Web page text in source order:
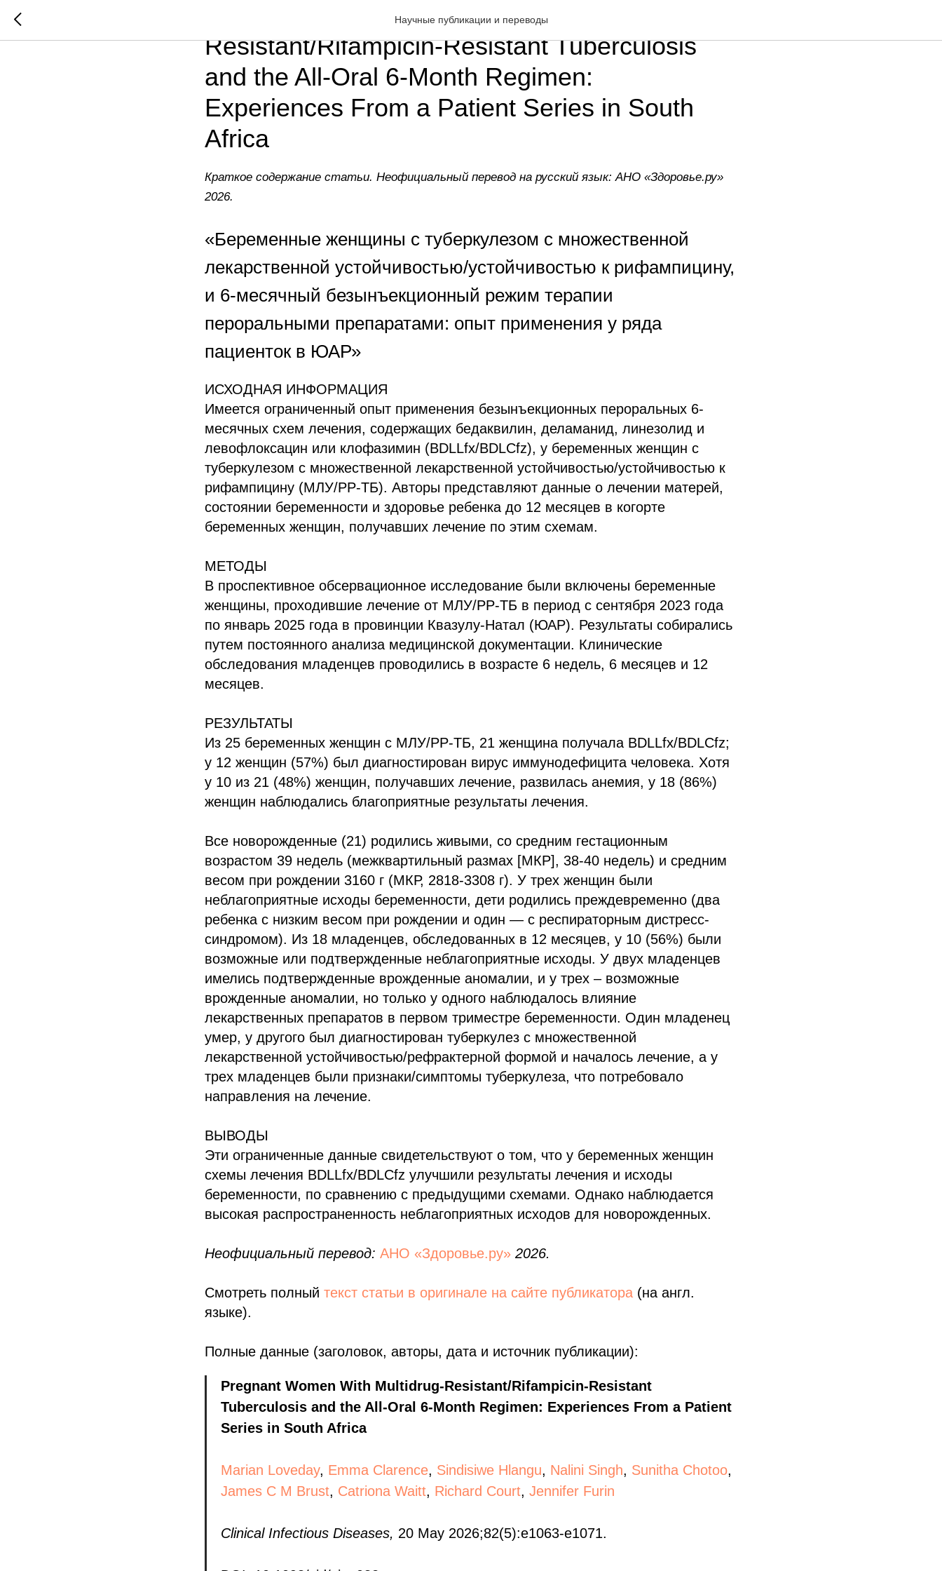
Научные публикации и переводы
Pregnant Women With Multidrug-
Resistant/Rifampicin-Resistant Tuberculosis
and the All-Oral 6-Month Regimen:
Experiences From a Patient Series in South
Africa
Краткое содержание статьи. Неофициальный перевод на русский язык: АНО «Здоровье.ру»
2026.
«Беременные женщины с туберкулезом с множественной
лекарственной устойчивостью/устойчивостью к рифампицину,
и 6-месячный безынъекционный режим терапии
пероральными препаратами: опыт применения у ряда
пациенток в ЮАР»
ИСХОДНАЯ ИНФОРМАЦИЯ
Имеется ограниченный опыт применения безынъекционных пероральных 6-
месячных схем лечения, содержащих бедаквилин, деламанид, линезолид и
левофлоксацин или клофазимин (BDLLfx/BDLCfz), у беременных женщин с
туберкулезом с множественной лекарственной устойчивостью/устойчивостью к
рифампицину (МЛУ/РР-ТБ). Авторы представляют данные о лечении матерей,
состоянии беременности и здоровье ребенка до 12 месяцев в когорте
беременных женщин, получавших лечение по этим схемам.
МЕТОДЫ
В проспективное обсервационное исследование были включены беременные
женщины, проходившие лечение от МЛУ/РР-ТБ в период с сентября 2023 года
по январь 2025 года в провинции Квазулу-Натал (ЮАР). Результаты собирались
путем постоянного анализа медицинской документации. Клинические
обследования младенцев проводились в возрасте 6 недель, 6 месяцев и 12
месяцев.
РЕЗУЛЬТАТЫ
Из 25 беременных женщин с МЛУ/РР-ТБ, 21 женщина получала BDLLfx/BDLCfz;
у 12 женщин (57%) был диагностирован вирус иммунодефицита человека. Хотя
у 10 из 21 (48%) женщин, получавших лечение, развилась анемия, у 18 (86%)
женщин наблюдались благоприятные результаты лечения.
Все новорожденные (21) родились живыми, со средним гестационным
возрастом 39 недель (межквартильный размах [МКР], 38-40 недель) и средним
весом при рождении 3160 г (МКР, 2818-3308 г). У трех женщин были
неблагоприятные исходы беременности, дети родились преждевременно (два
ребенка с низким весом при рождении и один — с респираторным дистресс-
синдромом). Из 18 младенцев, обследованных в 12 месяцев, у 10 (56%) были
возможные или подтвержденные неблагоприятные исходы. У двух младенцев
имелись подтвержденные врожденные аномалии, и у трех – возможные
врожденные аномалии, но только у одного наблюдалось влияние
лекарственных препаратов в первом триместре беременности. Один младенец
умер, у другого был диагностирован туберкулез с множественной
лекарственной устойчивостью/рефрактерной формой и началось лечение, а у
трех младенцев были признаки/симптомы туберкулеза, что потребовало
направления на лечение.
ВЫВОДЫ
Эти ограниченные данные свидетельствуют о том, что у беременных женщин
схемы лечения BDLLfx/BDLCfz улучшили результаты лечения и исходы
беременности, по сравнению с предыдущими схемами. Однако наблюдается
высокая распространенность неблагоприятных исходов для новорожденных.
Неофициальный перевод: АНО «Здоровье.ру» 2026.
Смотреть полный текст статьи в оригинале на сайте публикатора (на англ.
языке).
Полные данные (заголовок, авторы, дата и источник публикации):
Pregnant Women With Multidrug-Resistant/Rifampicin-Resistant
Tuberculosis and the All-Oral 6-Month Regimen: Experiences From a Patient
Series in South Africa
Marian Loveday, Emma Clarence, Sindisiwe Hlangu, Nalini Singh, Sunitha Chotoo,
James C M Brust, Catriona Waitt, Richard Court, Jennifer Furin
Clinical Infectious Diseases, 20 May 2026;82(5):e1063-e1071.